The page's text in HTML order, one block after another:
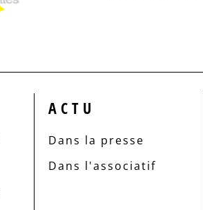
ACTU
Dans la presse
Dans l'associatif